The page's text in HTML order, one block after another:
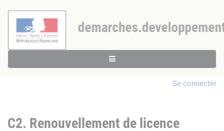
Se connecter
C2. Renouvellement de licence